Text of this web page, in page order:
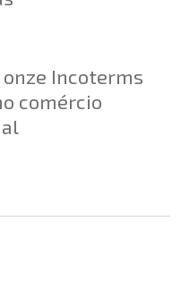
onze Incoterms
comércio